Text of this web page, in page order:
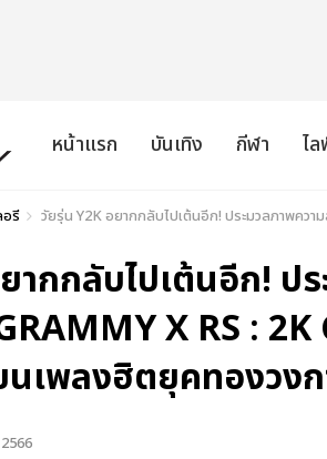
หน้าแรก บันเทิง กีฬา ไ
อรี วัยรุ่น Y2K อยากกลับไปเต้นอีก! ประมวลภาพคว
ากกลับไปเต้นอีก! ป
X RS : 2K
นเพลงฮิตยุคทองวง